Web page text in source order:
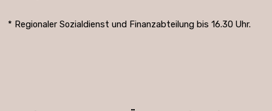
* Regionaler Sozialdienst und Finanzabteilung bis 16.30 Uhr.